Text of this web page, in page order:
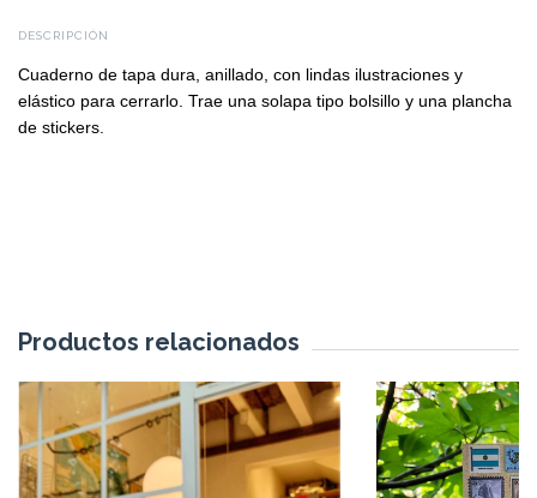
DESCRIPCIÓN
Cuaderno de tapa dura, anillado, con lindas ilustraciones y
elástico para cerrarlo. Trae una solapa tipo bolsillo y una plancha
de stickers.
Productos relacionados